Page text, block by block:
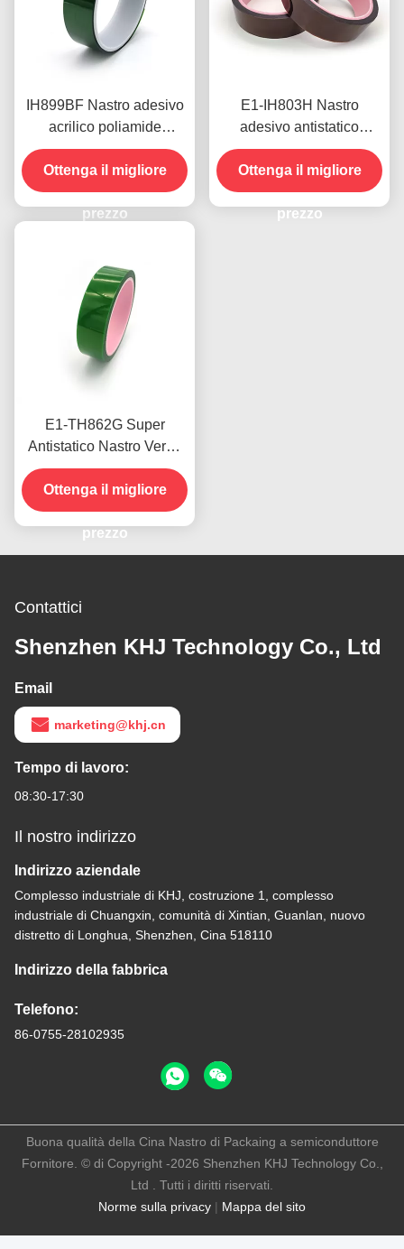
IH899BF Nastro adesivo
acrilico poliamide
resistente al calore ad
alta adesione spessore
0,042 mm
Ottenga il migliore
prezzo
E1-IH803H Nastro
adesivo antistatico
resistente al calore 0,05
mm a bassa scarica
elettrostatica
Ottenga il migliore
prezzo
E1-TH862G Super
Antistatico Nastro Verde
Poliestere Anti
Invecchiamento Nastro
Resistente al Calore
0.06mm
Ottenga il migliore
prezzo
Contattici
Shenzhen KHJ Technology Co., Ltd
Email
marketing@khj.cn
Tempo di lavoro:
08:30-17:30
Il nostro indirizzo
Indirizzo aziendale
Complesso industriale di KHJ, costruzione 1, complesso
industriale di Chuangxin, comunità di Xintian, Guanlan, nuovo
distretto di Longhua, Shenzhen, Cina 518110
Indirizzo della fabbrica
Telefono:
86-0755-28102935
Norme sulla privacy | Mappa del sito
Buona qualità della Cina Nastro di Packaing a semiconduttore
Fornitore. © di Copyright -2026 Shenzhen KHJ Technology Co.,
Ltd . Tutti i diritti riservati.